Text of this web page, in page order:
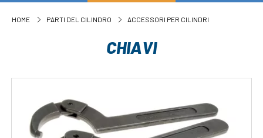
HOME PARTI DEL CILINDRO ACCESSORI PER CILINDRI
CHIAVI